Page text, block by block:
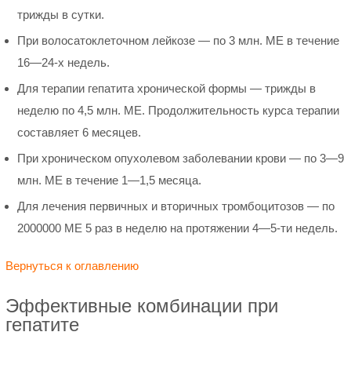
трижды в сутки.
При волосатоклеточном лейкозе — по 3 млн. МЕ в течение
16—24-х недель.
Для терапии гепатита хронической формы — трижды в
неделю по 4,5 млн. МЕ. Продолжительность курса терапии
составляет 6 месяцев.
При хроническом опухолевом заболевании крови — по 3—9
млн. МЕ в течение 1—1,5 месяца.
Для лечения первичных и вторичных тромбоцитозов — по
2000000 МЕ 5 раз в неделю на протяжении 4—5-ти недель.
Вернуться к оглавлению
Эффективные комбинации при
гепатите